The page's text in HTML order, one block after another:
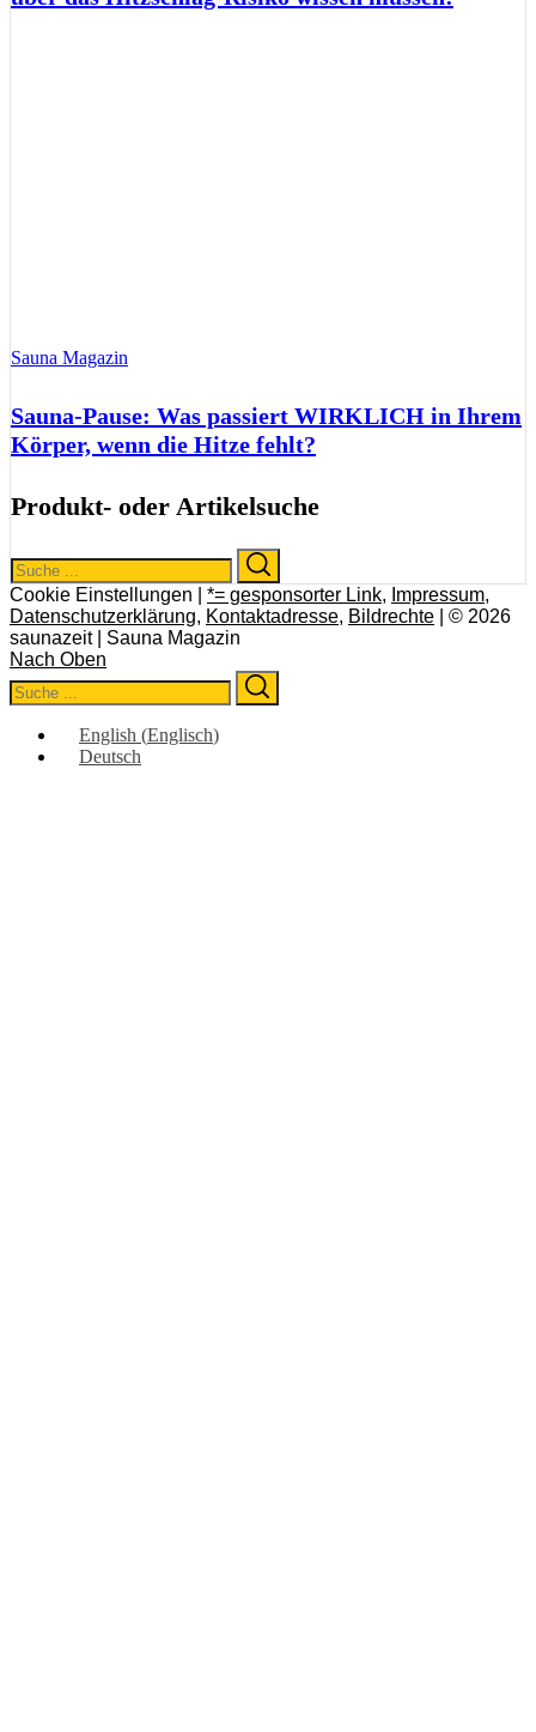
Sauna Magazin
Sauna-Pause: Was passiert WIRKLICH in Ihrem
Körper, wenn die Hitze fehlt?
Produkt- oder Artikelsuche
Search
for:
Cookie Einstellungen | *= gesponsorter Link, Impressum,
Datenschutzerklärung, Kontaktadresse, Bildrechte | © 2026
saunazeit | Sauna Magazin
Nach Oben
Search
for:
English (Englisch)
Deutsch